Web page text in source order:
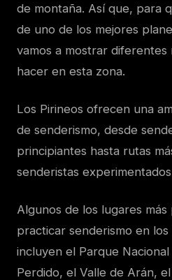
de montaña. Así que, para
de uno de los mejores
vamos a mostrar
hacer en esta zona.
Los Pirineos ofrecen una
de senderismo, desde
principiantes hasta rutas
senderistas
Algunos de los lugares
practicar senderismo en los
incluyen el Parque
Perdido, el Valle de Arán,